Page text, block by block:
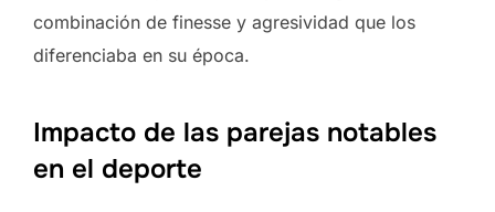
combinación de finesse y agresividad que los
diferenciaba en su época.
Impacto de las parejas notables
en el deporte